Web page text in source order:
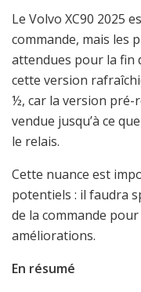
Le Volvo XC90 2025
commande, mais les
attendues pour la fin
cette version
½, car la version pré-
vendue jusqu’à ce
le relais.
Cette nuance est
potentiels : il faudra
de la commande
améliorations.
En résumé